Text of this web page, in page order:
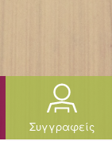
Συγγραφείς